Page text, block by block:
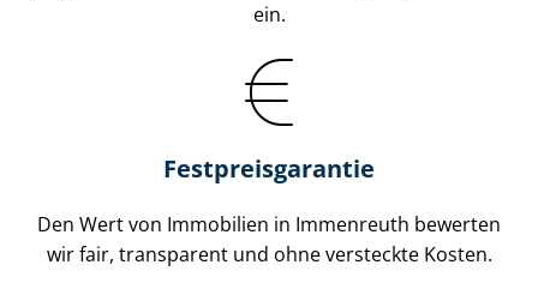
ein.
Festpreis​garantie
Den Wert von Immobilien in Immenreuth bewerten
wir fair, transparent und ohne versteckte Kosten.